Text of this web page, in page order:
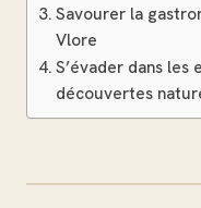
Savourer la
Vlore
S’évader dans
découvertes